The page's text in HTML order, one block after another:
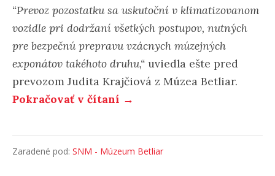
“Prevoz pozostatku sa uskutoční v klimatizovanom
vozidle pri dodržaní všetkých postupov, nutných
pre bezpečnú prepravu vzácnych múzejných
exponátov takéhoto druhu,“ uviedla ešte pred
prevozom Judita Krajčiová z Múzea Betliar.
Pokračovať v čítaní →
Zaradené pod: SNM - Múzeum Betliar